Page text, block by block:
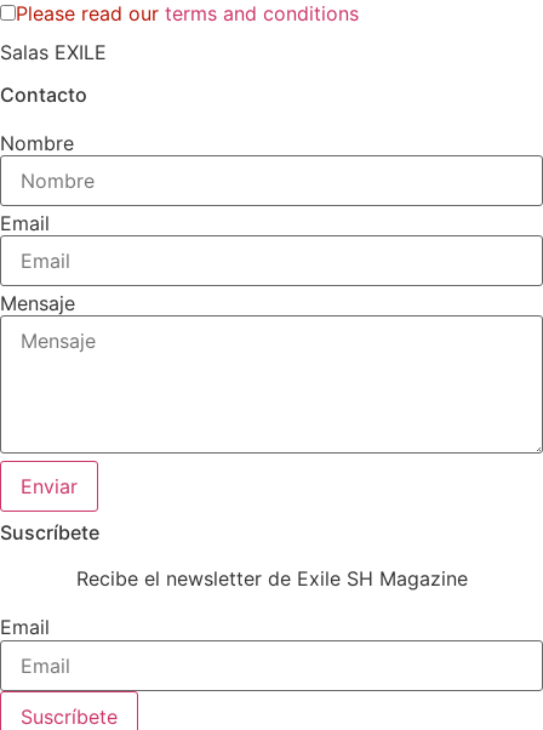
Please read our terms and conditions
Salas EXILE
Contacto
Nombre
Email
Mensaje
Enviar
Suscríbete
Recibe el newsletter de Exile SH Magazine
Email
Suscríbete